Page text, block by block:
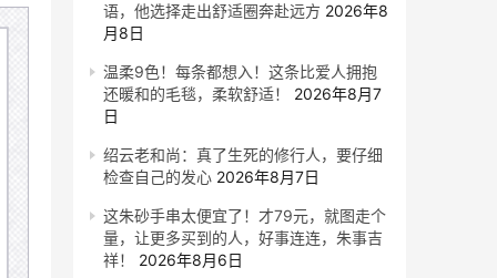
语，他选择走出舒适圈奔赴远方 2026年8
月8日
温柔9色！每条都想入！这条比爱人拥抱
还暖和的毛毯，柔软舒适！
2026年8月7
日
绍云老和尚：真了生死的修行人，要仔细
检查自己的发心 2026年8月7日
这朱砂手串太便宜了！才79元，就图走个
量，让更多买到的人，好事连连，朱事吉
祥！
2026年8月6日